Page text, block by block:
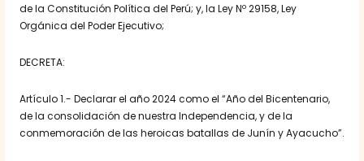
de la Constitución Política del Perú; y, la Ley Nº 29158, Ley
Orgánica del Poder Ejecutivo;
DECRETA:
Artículo 1.- Declarar el año 2024 como el “Año del Bicentenario,
de la consolidación de nuestra Independencia, y de la
conmemoración de las heroicas batallas de Junín y Ayacucho”.